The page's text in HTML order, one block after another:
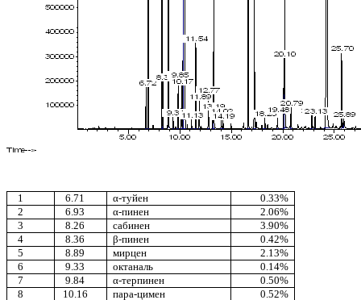
1 6.71 α-туйен
0.33%
2
6.93 α-пинен
2.06%
3
8.26 сабинен
3.90%
4
8.36 β-пинен
0.42%
5
8.89 мирцен
2.13%
6
9.33 октаналь
0.14%
7
9.84 α-терпинен
0.50%
8
10.16 пара-цимен
0.52%